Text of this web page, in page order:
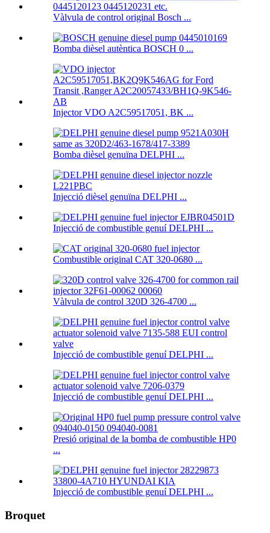
Vàlvula de control original Bosch ...
Bomba dièsel autèntica BOSCH 0 ...
Injector VDO A2C59517051, BK ...
Bomba dièsel genuïna DELPHI ...
Injecció dièsel genuïna DELPHI ...
Injecció de combustible genuí DELPHI ...
Combustible original CAT 320-0680 ...
Vàlvula de control 320D 326-4700 ...
Injecció de combustible genuí DELPHI ...
Injecció de combustible genuí DELPHI ...
Presió original de la bomba de combustible HP0
...
Injecció de combustible genuí DELPHI ...
Broquet